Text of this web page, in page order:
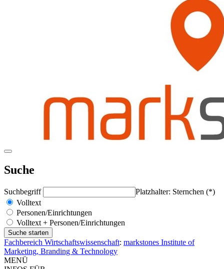
Suche
Suchbegriff
Platzhalter: Sternchen (*)
Volltext
Personen/Einrichtungen
Volltext + Personen/Einrichtungen
Fachbereich Wirtschaftswissenschaft: markstones Institute of
Marketing, Branding & Technology
MENÜ